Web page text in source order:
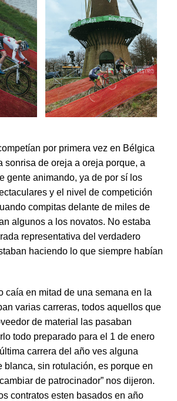
por primera vez en Bélgica
sonrisa de oreja a oreja porque, a
gente animando, ya de por sí los
y el nivel de competición
compitas delante de miles de
algunos a los novatos. No estaba
representativa del verdadero
haciendo lo que siempre habían
caía en mitad de una semana en la
varias carreras, todos aquellos que
de material las pasaban
todo preparado para el 1 de enero
carrera del año ves alguna
blanca, sin rotulación, es porque en
de patrocinador” nos dijeron.
contratos esten basados en año